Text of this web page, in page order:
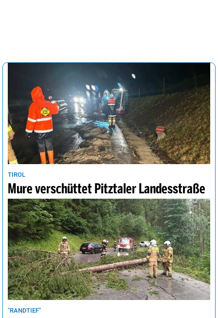
TIROL
Mure verschüttet Pitztaler Landesstraße
"RANDTIEF"